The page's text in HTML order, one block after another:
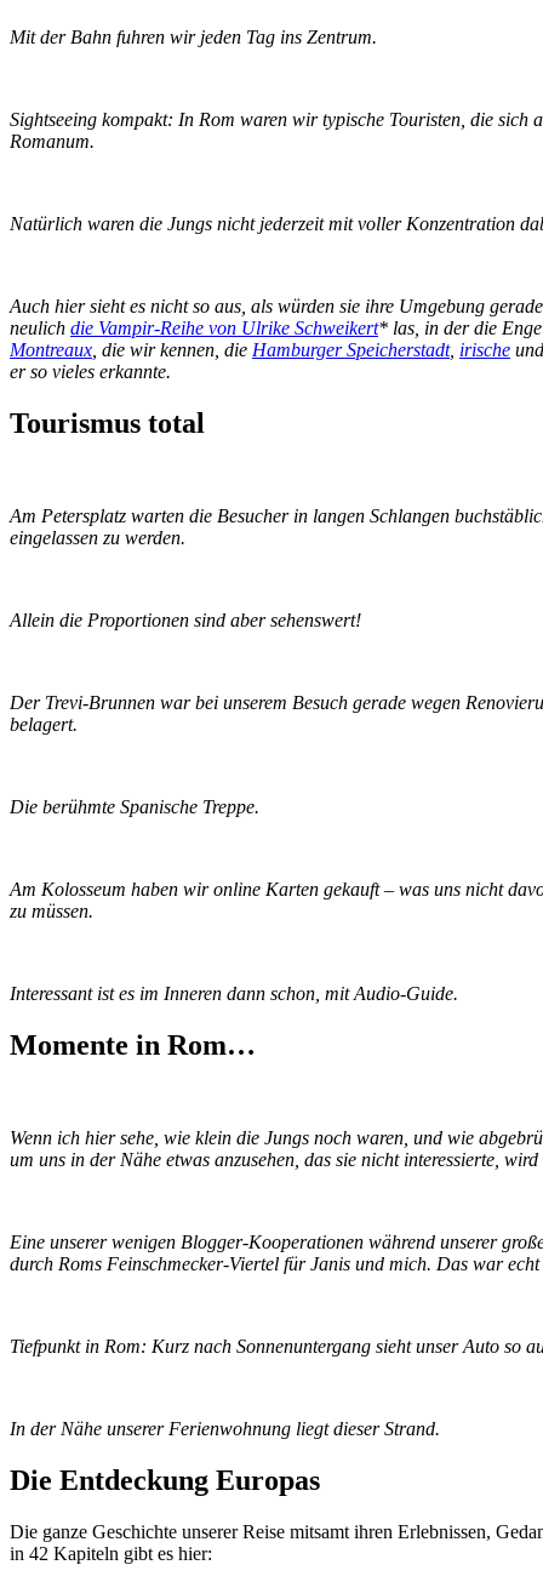
Mit der Bahn fuhren wir jeden Tag ins Zentrum.
Sightseeing kompakt: In Rom waren wir typische Touristen, die sich
Romanum.
Natürlich waren die Jungs nicht jederzeit mit voller Konzentration
Auch hier sieht es nicht so aus, als würden sie ihre Umgebung
neulich die Vampir-Reihe von Ulrike Schweikert* las, in der die
Montreaux, die wir kennen, die Hamburger Speicherstadt, irische
er so vieles erkannte.
Tourismus total
Am Petersplatz warten die Besucher in langen Schlangen
eingelassen zu werden.
Allein die Proportionen sind aber sehenswert!
Der Trevi-Brunnen war bei unserem Besuch gerade wegen
belagert.
Die berühmte Spanische Treppe.
Am Kolosseum haben wir online Karten gekauft – was uns nicht
zu müssen.
Interessant ist es im Inneren dann schon, mit Audio-Guide.
Momente in Rom…
Wenn ich hier sehe, wie klein die Jungs noch waren, und wie
um uns in der Nähe etwas anzusehen, das sie nicht interessierte,
Eine unserer wenigen Blogger-Kooperationen während unserer
durch Roms Feinschmecker-Viertel für Janis und mich. Das war
Tiefpunkt in Rom: Kurz nach Sonnenuntergang sieht unser Auto so
In der Nähe unserer Ferienwohnung liegt dieser Strand.
Die Entdeckung Europas
Die ganze Geschichte unserer Reise mitsamt ihren Erlebnissen,
in 42 Kapiteln gibt es hier: